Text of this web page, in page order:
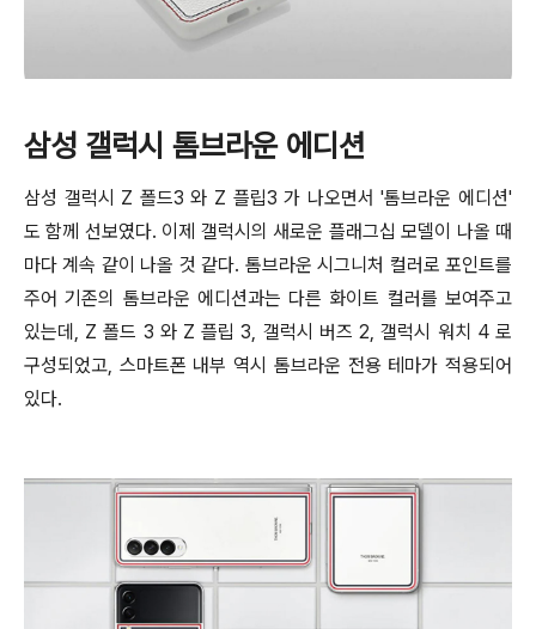
삼성 갤럭시 톰브라운 에디션
삼성 갤럭시 Z 폴드3 와 Z 플립3 가 나오면서 '톰브라운 에디션'
도 함께 선보였다. 이제 갤럭시의 새로운 플래그십 모델이 나올 때
마다 계속 같이 나올 것 같다. 톰브라운 시그니처 컬러로 포인트를
주어 기존의 톰브라운 에디션과는 다른 화이트 컬러를 보여주고
있는데, Z 폴드 3 와 Z 플립 3, 갤럭시 버즈 2, 갤럭시 워치 4 로
구성되었고, 스마트폰 내부 역시 톰브라운 전용 테마가 적용되어
있다.